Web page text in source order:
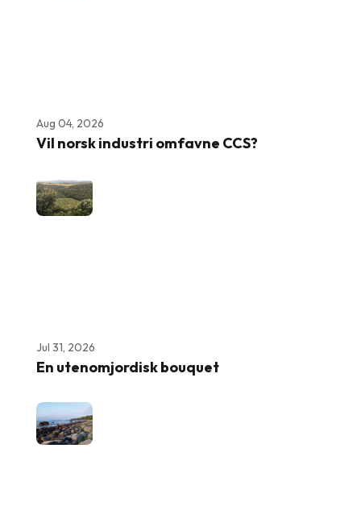
Aug 04, 2026
Vil norsk industri omfavne CCS?
Jul 31, 2026
En utenomjordisk bouquet